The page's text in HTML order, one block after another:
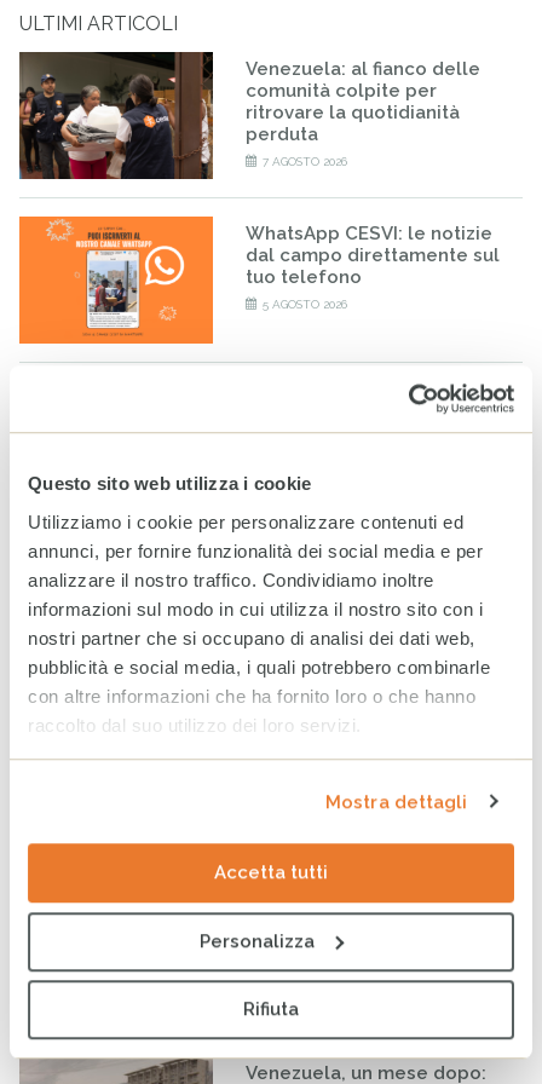
Questo sito web utilizza i cookie
Utilizziamo i cookie per personalizzare contenuti ed
annunci, per fornire funzionalità dei social media e per
analizzare il nostro traffico. Condividiamo inoltre
informazioni sul modo in cui utilizza il nostro sito con i
nostri partner che si occupano di analisi dei dati web,
pubblicità e social media, i quali potrebbero combinarle
con altre informazioni che ha fornito loro o che hanno
raccolto dal suo utilizzo dei loro servizi.
Mostra dettagli
Accetta tutti
Personalizza
Rifiuta
ULTIMI ARTICOLI
Venezuela: al fianco delle
comunità colpite per
ritrovare la quotidianità
perduta
7 AGOSTO 2026
WhatsApp CESVI: le notizie
dal campo direttamente sul
tuo telefono
5 AGOSTO 2026
World Breastfeeding Week:
in Somalia, sostenere
4 AGOSTO 2026
Sudan, la guerra continua a
compromettere il futuro di
milioni di persone
31 LUGLIO 2026
Earth Overshoot Day: la data
30 LUGLIO 2026
Fondazione Prosolidar
insieme per sostenere la
popolazione colpita
dall’emergenza
28 LUGLIO 2026
Venezuela, un mese dopo: